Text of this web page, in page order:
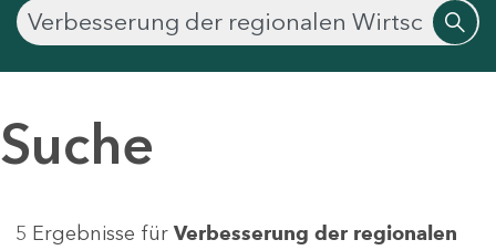
Suche
5 Ergebnisse für Verbesserung der regionalen